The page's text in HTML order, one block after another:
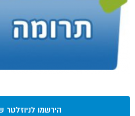
הירשמו לניוזלטר